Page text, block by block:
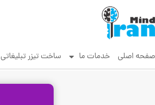
صفحه اصلی خدمات ما ساخت تیزر تبلیغاتی